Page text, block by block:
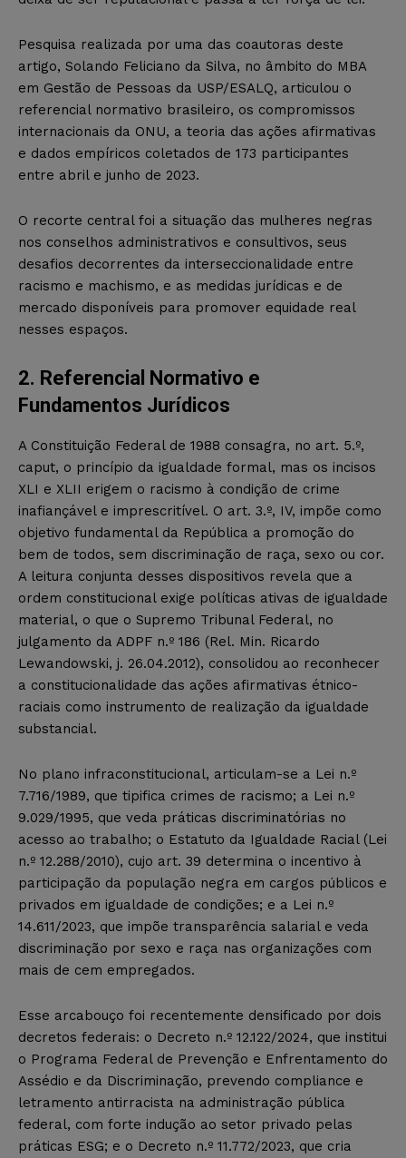
Pesquisa realizada por uma das coautoras deste
artigo, Solando Feliciano da Silva, no âmbito do MBA
em Gestão de Pessoas da USP/ESALQ, articulou o
referencial normativo brasileiro, os compromissos
internacionais da ONU, a teoria das ações afirmativas
e dados empíricos coletados de 173 participantes
entre abril e junho de 2023.
O recorte central foi a situação das mulheres negras
nos conselhos administrativos e consultivos, seus
desafios decorrentes da interseccionalidade entre
racismo e machismo, e as medidas jurídicas e de
mercado disponíveis para promover equidade real
nesses espaços.
2. Referencial Normativo e
Fundamentos Jurídicos
A Constituição Federal de 1988 consagra, no art. 5.º,
caput, o princípio da igualdade formal, mas os incisos
XLI e XLII erigem o racismo à condição de crime
inafiançável e imprescritível. O art. 3.º, IV, impõe como
objetivo fundamental da República a promoção do
bem de todos, sem discriminação de raça, sexo ou cor.
A leitura conjunta desses dispositivos revela que a
ordem constitucional exige políticas ativas de igualdade
material, o que o Supremo Tribunal Federal, no
julgamento da ADPF n.º 186 (Rel. Min. Ricardo
Lewandowski, j. 26.04.2012), consolidou ao reconhecer
a constitucionalidade das ações afirmativas étnico-
raciais como instrumento de realização da igualdade
substancial.
No plano infraconstitucional, articulam-se a Lei n.º
7.716/1989, que tipifica crimes de racismo; a Lei n.º
9.029/1995, que veda práticas discriminatórias no
acesso ao trabalho; o Estatuto da Igualdade Racial (Lei
n.º 12.288/2010), cujo art. 39 determina o incentivo à
participação da população negra em cargos públicos e
privados em igualdade de condições; e a Lei n.º
14.611/2023, que impõe transparência salarial e veda
discriminação por sexo e raça nas organizações com
mais de cem empregados.
Esse arcabouço foi recentemente densificado por dois
decretos federais: o Decreto n.º 12.122/2024, que institui
o Programa Federal de Prevenção e Enfrentamento do
Assédio e da Discriminação, prevendo compliance e
letramento antirracista na administração pública
federal, com forte indução ao setor privado pelas
práticas ESG; e o Decreto n.º 11.772/2023, que cria